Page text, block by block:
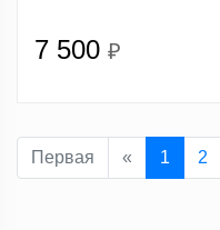
7 500 ₽
Первая « 1 2